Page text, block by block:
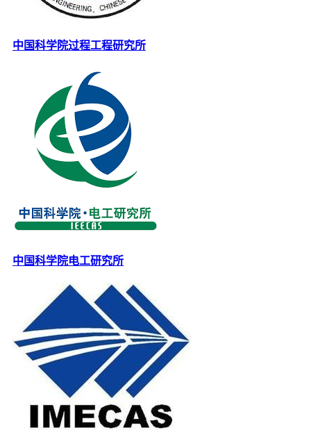
中国科学院过程工程研究所
中国科学院电工研究所